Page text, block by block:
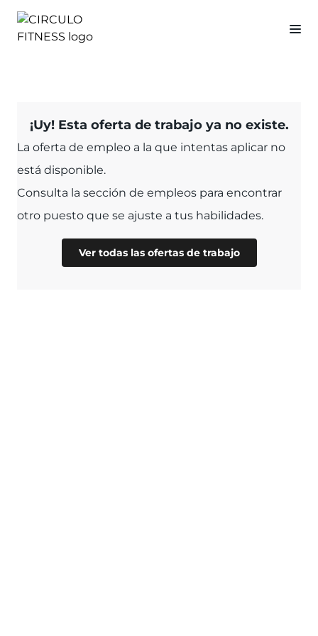
¡Uy! Esta oferta de trabajo ya no existe.
La oferta de empleo a la que intentas aplicar no
está disponible.
Consulta la sección de empleos para encontrar
otro puesto que se ajuste a tus habilidades.
Ver todas las ofertas de trabajo